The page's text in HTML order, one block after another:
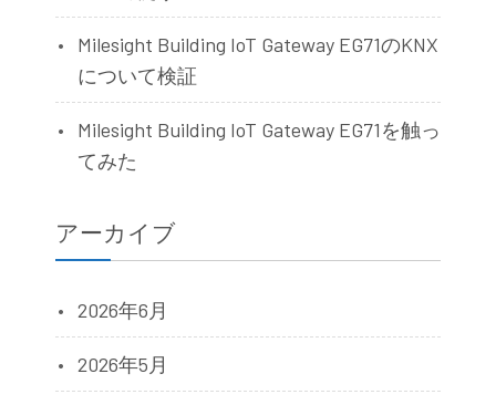
Milesight Building IoT Gateway EG71のKNX
について検証
Milesight Building IoT Gateway EG71を触っ
てみた
アーカイブ
2026年6月
2026年5月